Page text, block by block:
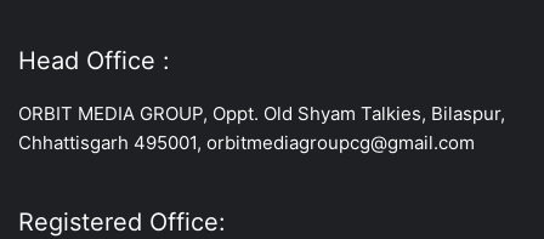
Head Office :
ORBIT MEDIA GROUP, Oppt. Old Shyam Talkies, Bilaspur,
Chhattisgarh 495001, orbitmediagroupcg@gmail.com
Registered Office: